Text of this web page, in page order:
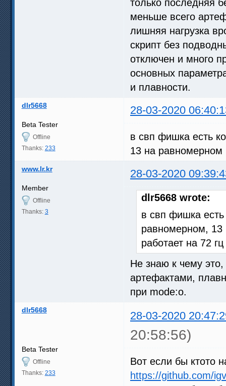
только последняя
меньше всего
лишняя нагрузка
скрипт без
отключен и много
основных
и плавности.
dlr5668 28-03-2020
Beta Tester
Offline
Thanks: 233
в свп фишка есть
13 на равномерном
www.lr.kr 28-03-2020
Member
Offline
Thanks: 3
dlr5668 wrote:
в свп фишка
равномерном, 13
работает на 72 гц
Не знаю к чему
артефактами,
при mode:o.
dlr5668 28-03-2020
20:58:56)
Beta Tester
Offline
Thanks: 233
Вот если бы ктото
https://github.com/